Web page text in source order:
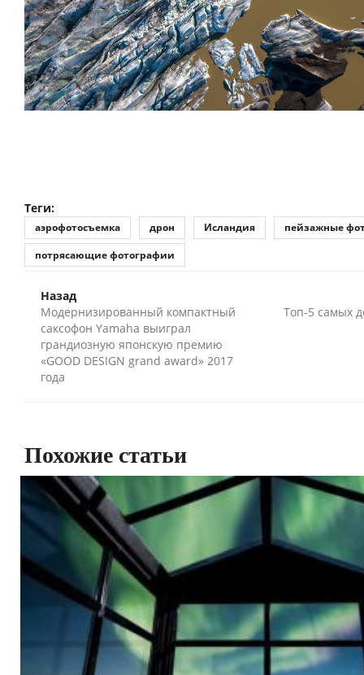
Теги:
аэрофотосъемка дрон Исландия
пейзажные
потрясающие фотографии
Назад
Модернизированный компактный
саксофон Yamaha выиграл
грандиозную японскую премию
«GOOD DESIGN grand award» 2017
года
Топ-5 самых
Похожие статьи